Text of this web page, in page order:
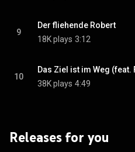
9
Der fliehende Robert
18K plays 3:12
10
Das Ziel ist im Weg (feat.
38K plays 4:49
Releases for you